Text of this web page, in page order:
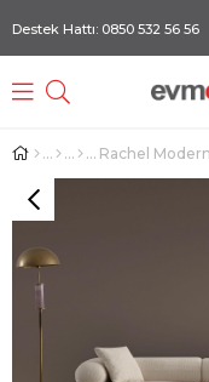
Destek Hattı: 0850 532 56 56
Rachel